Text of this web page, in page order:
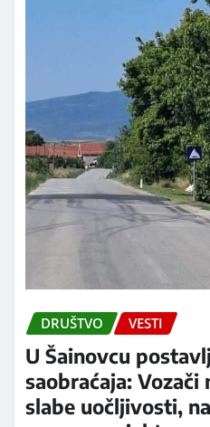
DRUŠTVO VESTI
U Šainovcu
saobraćaja: Vozači
slabe uočljivosti,